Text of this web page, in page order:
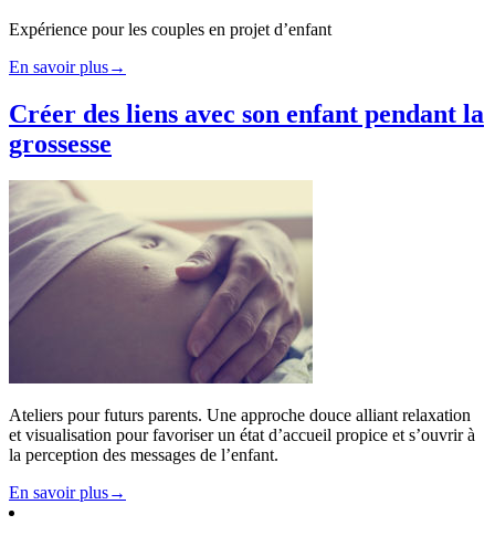
Expérience pour les couples en projet d’enfant
En savoir plusVoyage
rencontre
de
enfant
→
Créer des liens avec son enfant pendant la
grossesse
Ateliers pour futurs parents. Une approche douce alliant relaxation
et visualisation pour favoriser un état d’accueil propice et s’ouvrir à
la perception des messages de l’enfant.
En savoir plusCréer
→